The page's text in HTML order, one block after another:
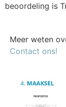
beoordeling is
Meer weten
Contact ons!